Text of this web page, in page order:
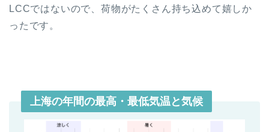
LCCではないので、荷物がたくさん持ち込めて嬉しか
ったです。
上海の年間の最高・最低気温と気候